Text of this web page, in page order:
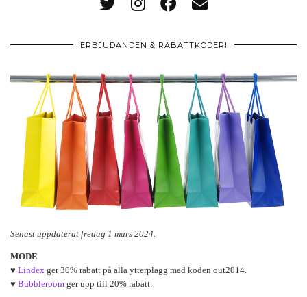
ERBJUDANDEN & RABATTKODER!
Senast uppdaterat fredag 1 mars 2024.
MODE
♥ Lindex ger 30% rabatt på alla ytterplagg med koden out2014.
♥ Bubbleroom ger upp till 20% rabatt.